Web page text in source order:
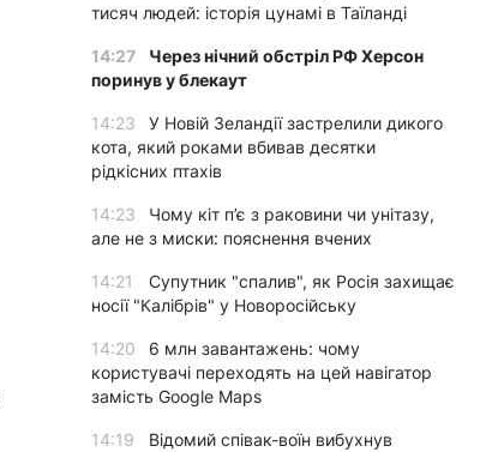
тисяч людей: історія цунамі в Таїланді
14:27
Через нічний обстріл РФ Херсон
поринув у блекаут
14:23
У Новій Зеландії застрелили дикого
кота, який роками вбивав десятки
рідкісних птахів
14:23
Чому кіт п’є з раковини чи унітазу,
але не з миски: пояснення вчених
14:21
Супутник "спалив", як Росія захищає
носії "Калібрів" у Новоросійську
14:20
6 млн завантажень: чому
користувачі переходять на цей навігатор
замість Google Maps
14:19
Відомий співак-воїн вибухнув